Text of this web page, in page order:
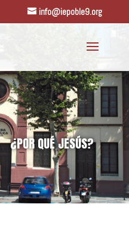
info@iepoble9.org
¿POR QUÉ JESÚS?